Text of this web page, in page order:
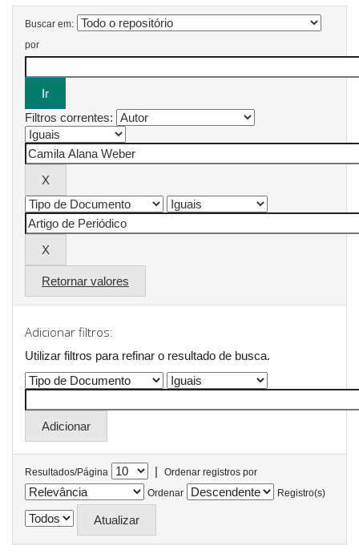
Buscar em:
por
Filtros correntes:
Retornar valores
Adicionar filtros:
Utilizar filtros para refinar o resultado de busca.
Resultados/Página |
Ordenar registros por
Ordenar
Registro(s)